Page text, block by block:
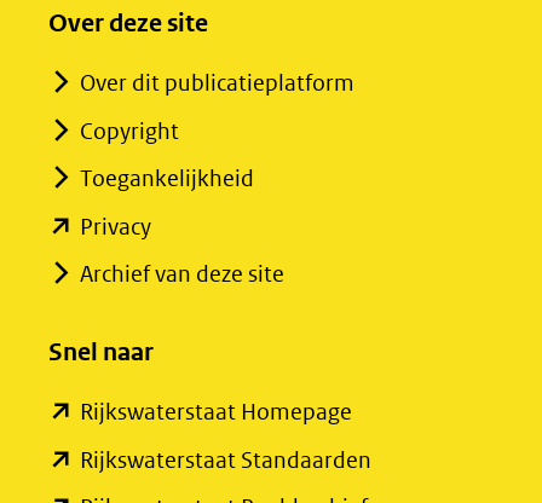
Over deze site
Over dit publicatieplatform
Copyright
Toegankelijkheid
Privacy(opent
in
venster)
naar
een
andere
Archief van deze site
Snel naar
Rijkswaterstaat Homepage
in
Rijkswaterstaat Standaarden